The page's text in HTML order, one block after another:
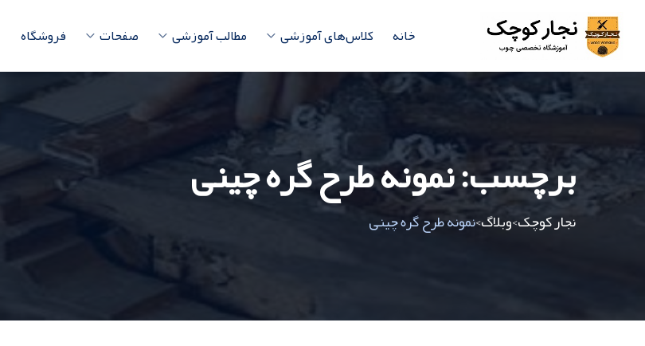
خانه کلاس‌های آموزشی مطالب آموزشی صفحات فروشگاه
برچسب:نمونه طرح گره چینی
نجار کوچک>وبلاگ>نمونه طرح گره چینی